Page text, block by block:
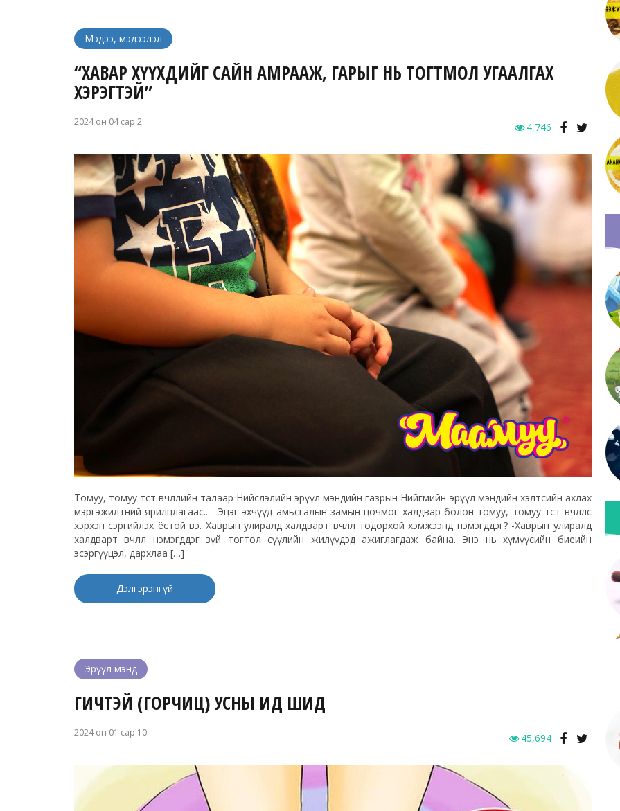
Мэдээ, мэдээлэл
“ХАВАР ХҮҮХДИЙГ САЙН АМРААЖ, ГАРЫГ НЬ ТОГТМОЛ УГААЛГАХ
ХЭРЭГТЭЙ”
2024 он 04 сар 2 4,746
Томуу, томуу төст өвчлөлийн талаар Нийслэлийн эрүүл мэндийн газрын Нийгмийн эрүүл мэндийн хэлтсийн ахлах
мэргэжилтний ярилцлагаас... -Эцэг эхчүүд амьсгалын замын цочмог халдвар болон томуу, томуу төст өвчлөлөөс
хэрхэн сэргийлэх ёстой вэ. Хаврын улиралд халдварт өвчлөл тодорхой хэмжээнд нэмэгддэг? -Хаврын улиралд
халдварт өвчлөл нэмэгддэг зүй тогтол сүүлийн жилүүдэд ажиглагдаж байна. Энэ нь хүмүүсийн биеийн
эсэргүүцэл, дархлаа […]
Дэлгэрэнгүй
Эрүүл мэнд
ГИЧТЭЙ (ГОРЧИЦ) УСНЫ ИД ШИД
2024 он 01 сар 10 45,694